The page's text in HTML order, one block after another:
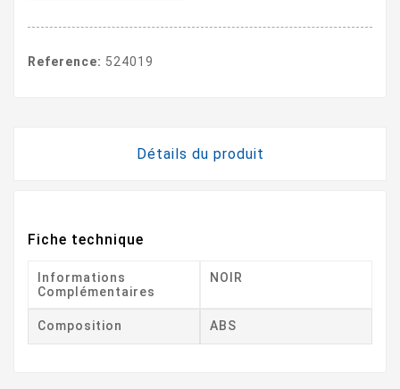
Reference: 524019
Détails du produit
Fiche technique
Informations
Complémentaires
NOIR
Composition ABS